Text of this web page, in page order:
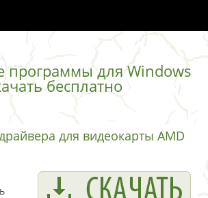
содержанию
программы для Windows
бесплатно
для видеокарты AMD